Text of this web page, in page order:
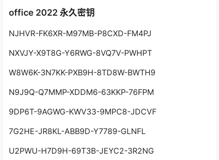
office 2022 永久密钥
NJHVR-FK6XR-M97MB-P8CXD-FM4PJ
NXVJY-X9T8G-Y6RWG-8VQ7V-PWHPT
W8W6K-3N7KK-PXB9H-8TD8W-BWTH9
N9J9Q-Q7MMP-XDDM6-63KKP-76FPM
9DP6T-9AGWG-KWV33-9MPC8-JDCVF
7G2HE-JR8KL-ABB9D-Y7789-GLNFL
U2PWU-H7D9H-69T3B-JEYC2-3R2NG